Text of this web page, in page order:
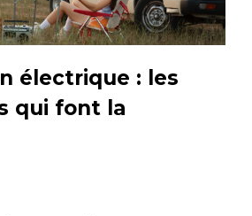
électrique : les
qui font la